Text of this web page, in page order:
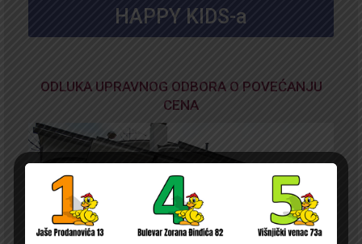
HAPPY KIDS-a
ODLUKA UPRAVNOG ODBORA O POVEĆANJU
CENA